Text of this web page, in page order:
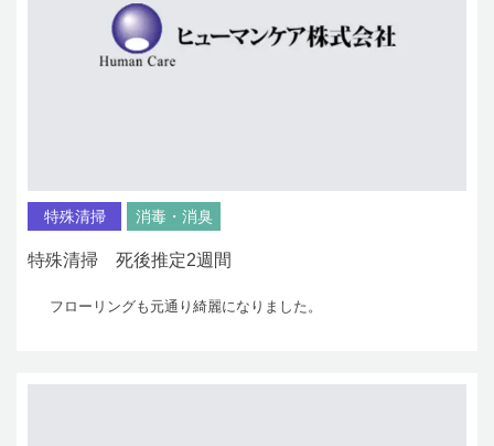
特殊清掃 消毒・消臭
特殊清掃 死後推定2週間
フローリングも元通り綺麗になりました。